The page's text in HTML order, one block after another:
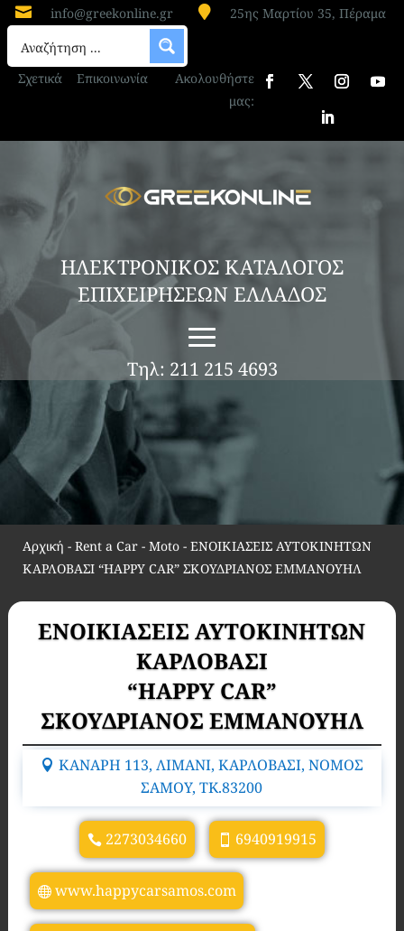
 info@greekonline.gr  25ης Μαρτίου 35, Πέραμα
Σχετικά Επικοινωνία
Ακολουθήστε
μας:
ΗΛΕΚΤΡΟΝΙΚΟΣ ΚΑΤΑΛΟΓΟΣ
ΕΠΙΧΕΙΡΗΣΕΩΝ ΕΛΛΑΔΟΣ
Τηλ: 211 215 4693
Αρχική - Rent a Car - Moto- ΕΝΟΙΚΙΑΣΕΙΣ ΑΥΤΟΚΙΝΗΤΩΝ
ΚΑΡΛΟΒΑΣΙ “HAPPY CAR” ΣΚΟΥΔΡΙΑΝΟΣ ΕΜΜΑΝΟΥΗΛ
ΕΝΟΙΚΙΑΣΕΙΣ ΑΥΤΟΚΙΝΗΤΩΝ
ΚΑΡΛΟΒΑΣΙ
“HAPPY CAR”
ΣΚΟΥΔΡΙΑΝΟΣ ΕΜΜΑΝΟΥΗΛ
ΚΑΝΑΡΗ 113, ΛΙΜΑΝΙ, ΚΑΡΛΟΒΑΣΙ, ΝΟΜΟΣ
ΣΑΜΟΥ, TK.83200
2273034660 6940919915
www.happycarsamos.com